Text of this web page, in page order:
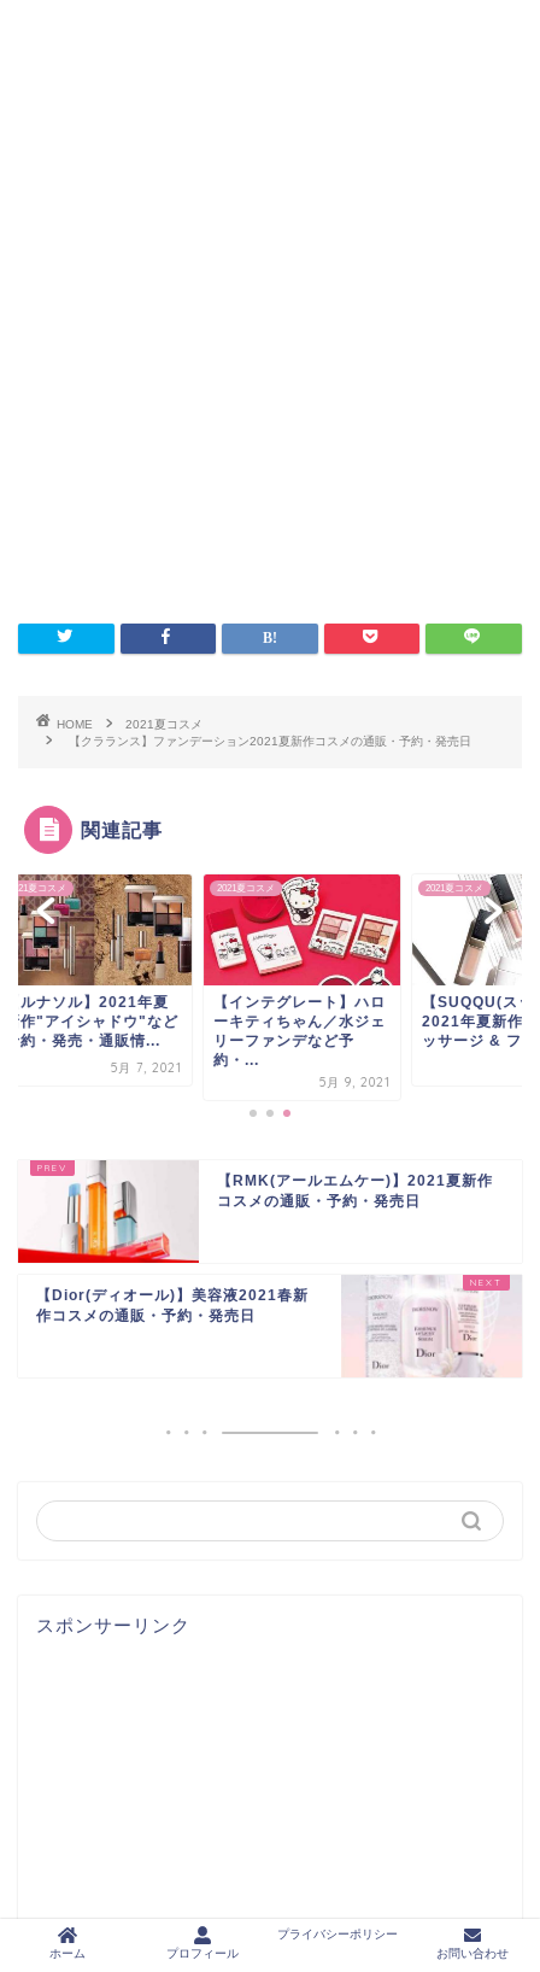
HOME
2021夏コスメ
【クラランス】ファンデーション2021夏新作コスメの通販・予約・発売日
関連記事
コスメ
ナソル】2021年夏
"アイシャドウ"など
・発売・通販情...
5月 7, 2021
2021夏コスメ
【インテグレート】ハロ
ーキティちゃん／水ジェ
リーファンデなど予
約・...
5月 9, 2021
2021夏コスメ
【SUQQU(スック)】
2021年夏新作限定
ッサージ & フェ...
【RMK(アールエムケー)】2021夏新作
コスメの通販・予約・発売日
【Dior(ディオール)】美容液2021春新
作コスメの通販・予約・発売日
スポンサーリンク
ホーム プロフィール
プライバシーポリシー
お問い合わせ